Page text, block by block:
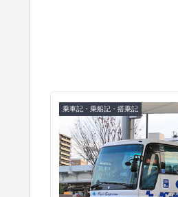
乗車記・乗船記・搭乗記